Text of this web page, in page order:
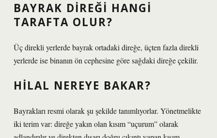
BAYRAK DIREĞI HANGI
TARAFTA OLUR?
Üç direkli yerlerde bayrak ortadaki direğe, üçten fazla direkli
yerlerde ise binanın ön cephesine göre sağdaki direğe çekilir.
HILAL NEREYE BAKAR?
Bayrakları resmi olarak şu şekilde tanımlıyorlar. Yönetmelikte
iki terim var: direğe yakın olan kısım “uçurum” olarak